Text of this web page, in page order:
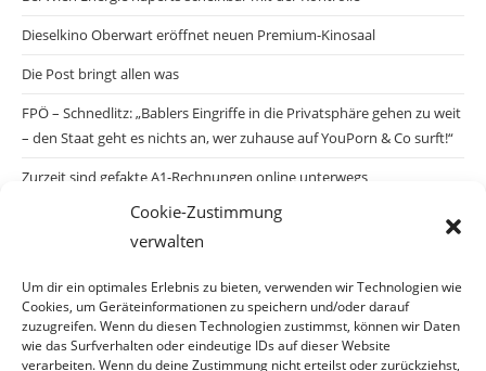
Cookie-Zustimmung
verwalten
Um dir ein optimales Erlebnis zu bieten, verwenden wir Technologien wie
Cookies, um Geräteinformationen zu speichern und/oder darauf
zuzugreifen. Wenn du diesen Technologien zustimmst, können wir Daten
wie das Surfverhalten oder eindeutige IDs auf dieser Website
verarbeiten. Wenn du deine Zustimmung nicht erteilst oder zurückziehst,
Dieselkino Oberwart eröffnet neuen Premium-Kinosaal
Die Post bringt allen was
FPÖ – Schnedlitz: „Bablers Eingriffe in die Privatsphäre gehen zu weit
– den Staat geht es nichts an, wer zuhause auf YouPorn & Co surft!“
Zurzeit sind gefakte A1-Rechnungen online unterwegs
Salzburgs Juden und ihre Sicherheit: „Erst nach einem Anschlag wäre
die Gefahr endlich konkret!“
Biologisches Wunder in Ceuta
Ein vermeintliches Abschiebemärchen